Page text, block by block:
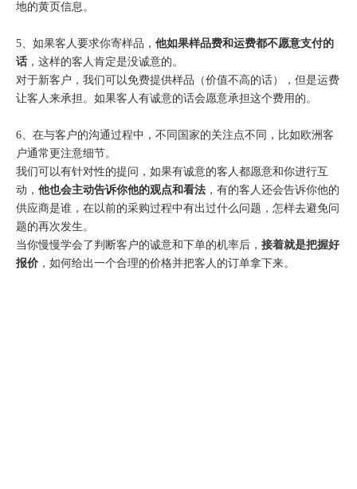
地的黄页信息。
5、如果客人要求你寄样品， 他如果样品费和运费都不愿意支付的
话 ，这样的客人肯定是没诚意的。
对于新客户，我们可以免费提供样品（价值不高的话），但是运费
让客人来承担。如果客人有诚意的话会愿意承担这个费用的。
6、在与客户的沟通过程中，不同国家的关注点不同，比如欧洲客
户通常更注意细节。
我们可以有针对性的提问，如果有诚意的客人都愿意和你进行互
动， 他也会主动告诉你他的观点和看法 ，有的客人还会告诉你他的
供应商是谁，在以前的采购过程中有出过什么问题，怎样去避免问
题的再次发生。
当你慢慢学会了判断客户的诚意和下单的机率后， 接着就是把握好
报价 ，如何给出一个合理的价格并把客人的订单拿下来。